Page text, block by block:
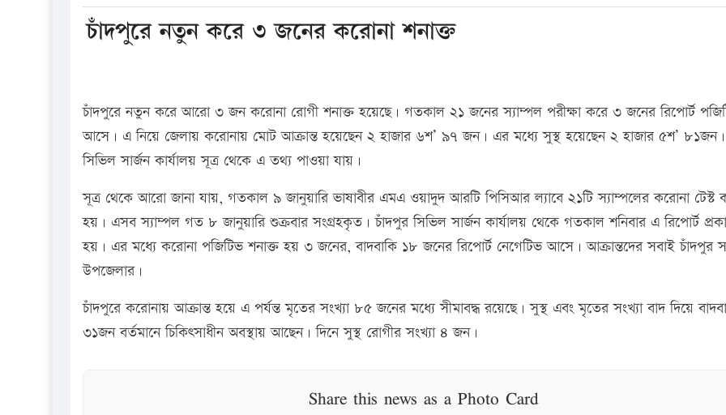
চাঁদপুরে নতুন করে ৩ জনের করোনা শনাক্ত
চাঁদপুরে নতুন করে আরো ৩ জন করোনা রোগী শনাক্ত হয়েছে। গতকাল ২১ জনের স্যাম্পল পরীক্ষা করে ৩ জনের রিপোর্ট
আসে। এ নিয়ে জেলায় করোনায় মোট আক্রান্ত হয়েছেন ২ হাজার ৬শ’ ৯৭ জন। এর মধ্যে সুস্থ হয়েছেন ২ হাজার ৫শ’
সিভিল সার্জন কার্যালয় সূত্র থেকে এ তথ্য পাওয়া যায়।
সূত্র থেকে আরো জানা যায়, গতকাল ৯ জানুয়ারি ভাষাবীর এমএ ওয়াদুদ আরটি পিসিআর ল্যাবে ২১টি স্যাম্পলের করোনা টেস্ট
হয়। এসব স্যাম্পল গত ৮ জানুয়ারি শুক্রবার সংগ্রহকৃত। চাঁদপুর সিভিল সার্জন কার্যালয় থেকে গতকাল শনিবার এ রিপোর্ট
হয়। এর মধ্যে করোনা পজিটিভ শনাক্ত হয় ৩ জনের, বাদবাকি ১৮ জনের রিপোর্ট নেগেটিভ আসে। আক্রান্তদের সবাই চাঁদপুর
উপজেলার।
চাঁদপুরে করোনায় আক্রান্ত হয়ে এ পর্যন্ত মৃতের সংখ্যা ৮৫ জনের মধ্যে সীমাবদ্ধ রয়েছে। সুস্থ এবং মৃতের সংখ্যা বাদ দিয়ে
৩১জন বর্তমানে চিকিৎসাধীন অবস্থায় আছেন। দিনে সুস্থ রোগীর সংখ্যা ৪ জন।
Share this news as a Photo Card